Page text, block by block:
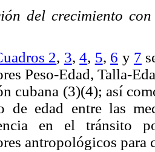
del crecimiento
2, 3,4, 5, 6 y 7
Peso-Edad, Talla-
cubana (3)(4); así
de edad entre las
en el tránsito
antropológicos para